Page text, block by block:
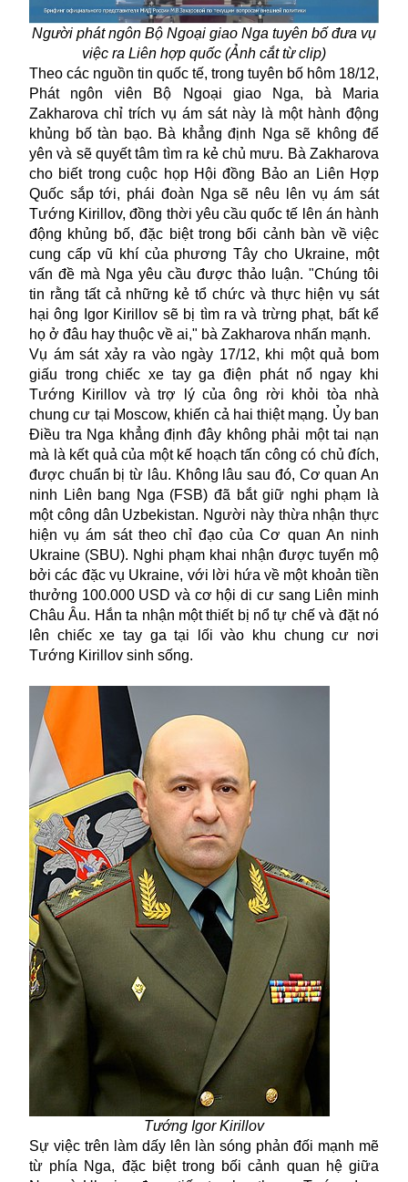
Người phát ngôn Bộ Ngoại giao Nga tuyên bố đưa vụ
việc ra Liên hợp quốc (Ảnh cắt từ clip)
Theo các nguồn tin quốc tế, trong tuyên bố hôm 18/12,
Phát ngôn viên Bộ Ngoại giao Nga, bà Maria
Zakharova chỉ trích vụ ám sát này là một hành động
khủng bố tàn bạo. Bà khẳng định Nga sẽ không để
yên và sẽ quyết tâm tìm ra kẻ chủ mưu. Bà Zakharova
cho biết trong cuộc họp Hội đồng Bảo an Liên Hợp
Quốc sắp tới, phái đoàn Nga sẽ nêu lên vụ ám sát
Tướng Kirillov, đồng thời yêu cầu quốc tế lên án hành
động khủng bố, đặc biệt trong bối cảnh bàn về việc
cung cấp vũ khí của phương Tây cho Ukraine, một
vấn đề mà Nga yêu cầu được thảo luận. "Chúng tôi
tin rằng tất cả những kẻ tổ chức và thực hiện vụ sát
hại ông Igor Kirillov sẽ bị tìm ra và trừng phạt, bất kể
họ ở đâu hay thuộc về ai," bà Zakharova nhấn mạnh.
Vụ ám sát xảy ra vào ngày 17/12, khi một quả bom
giấu trong chiếc xe tay ga điện phát nổ ngay khi
Tướng Kirillov và trợ lý của ông rời khỏi tòa nhà
chung cư tại Moscow, khiến cả hai thiệt mạng. Ủy ban
Điều tra Nga khẳng định đây không phải một tai nạn
mà là kết quả của một kế hoạch tấn công có chủ đích,
được chuẩn bị từ lâu. Không lâu sau đó, Cơ quan An
ninh Liên bang Nga (FSB) đã bắt giữ nghi phạm là
một công dân Uzbekistan. Người này thừa nhận thực
hiện vụ ám sát theo chỉ đạo của Cơ quan An ninh
Ukraine (SBU). Nghi phạm khai nhận được tuyển mộ
bởi các đặc vụ Ukraine, với lời hứa về một khoản tiền
thưởng 100.000 USD và cơ hội di cư sang Liên minh
Châu Âu. Hắn ta nhận một thiết bị nổ tự chế và đặt nó
lên chiếc xe tay ga tại lối vào khu chung cư nơi
Tướng Kirillov sinh sống.
Tướng Igor Kirillov
Sự việc trên làm dấy lên làn sóng phản đối mạnh mẽ
từ phía Nga, đặc biệt trong bối cảnh quan hệ giữa